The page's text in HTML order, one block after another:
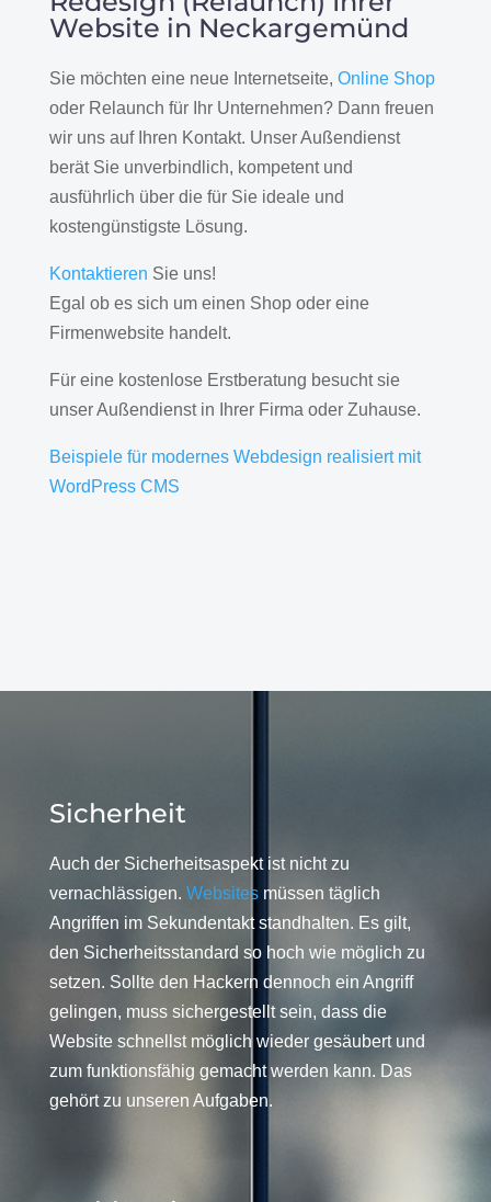
Website in Neckargemünd
Sie möchten eine neue Internetseite, Online Shop
oder Relaunch für Ihr Unternehmen? Dann freuen
wir uns auf Ihren Kontakt. Unser Außendienst
berät Sie unverbindlich, kompetent und
ausführlich über die für Sie ideale und
kostengünstigste Lösung.
Kontaktieren Sie uns!
Egal ob es sich um einen Shop oder eine
Firmenwebsite handelt.
Für eine kostenlose Erstberatung besucht sie
unser Außendienst in Ihrer Firma oder Zuhause.
Beispiele für modernes Webdesign realisiert mit
WordPress CMS
Sicherheit
Auch der Sicherheitsaspekt ist nicht zu
vernachlässigen. Websitesmüssen täglich
Angriffen im Sekundentakt standhalten. Es gilt,
den Sicherheitsstandard so hoch wie möglich zu
setzen. Sollte den Hackern dennoch ein Angriff
gelingen, muss sichergestellt sein, dass die
Website schnellst möglich wieder gesäubert und
zum funktionsfähig gemacht werden kann. Das
gehört zu unseren Aufgaben.